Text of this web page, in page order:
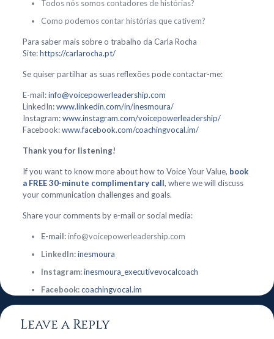
Todos nós somos contadores de histórias?
Como podemos contar histórias que cativem?
Para saber mais sobre o trabalho da Carla Rocha
Site:https://carlarocha.pt/
Se quiser partilhar as suas reflexões pode contactar-me:
E-mail:info@voicepowerleadership.com
LinkedIn:www.linkedin.com/in/inesmoura/
Instagram:www.instagram.com/voicepowerleadership/
Facebook:www.facebook.com/coachingvocal.im/
Thank you for listening!
If you want to know more about how to Voice Your Value, book
a FREE 30-minute complimentary call, where we will discuss
your communication challenges and goals.
Share your comments by e-mail or social media:
E-mail:info@voicepowerleadership.com
LinkedIn:inesmoura
Instagram:inesmoura_executivevocalcoach
Facebook:coachingvocal.im
Leave a Reply